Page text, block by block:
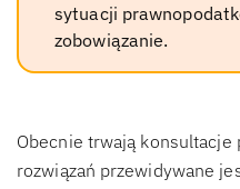
sytuacji
zobowiązanie.
Obecnie trwają
rozwiązań przewidywane